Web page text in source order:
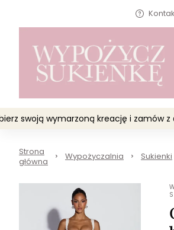
swoją wymarzoną kreację i
Strona
główna
Wypożyczalnia Sukienki